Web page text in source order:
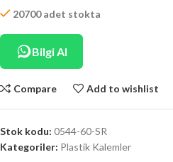
20700 adet stokta
Bilgi Al
Compare Add to wishlist
Stok kodu: 0544-60-SR
Kategoriler: Plastik Kalemler